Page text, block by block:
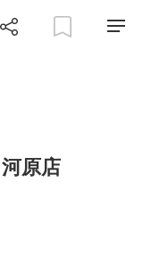
原店